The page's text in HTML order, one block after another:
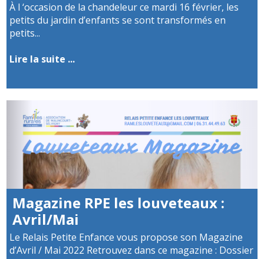
À l ‘occasion de la chandeleur ce mardi 16 février, les
petits du jardin d’enfants se sont transformés en
petits...
Lire la suite ...
Magazine RPE les louveteaux :
Avril/Mai
Le Relais Petite Enfance vous propose son Magazine
d’Avril / Mai 2022 Retrouvez dans ce magazine : Dossier